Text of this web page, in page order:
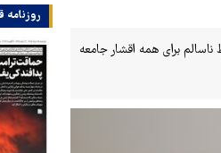
شاخص لحظه ای ۱۵۳ در وضعیت قرمز و شرایط ناسالم برای همه اقشار جامعه